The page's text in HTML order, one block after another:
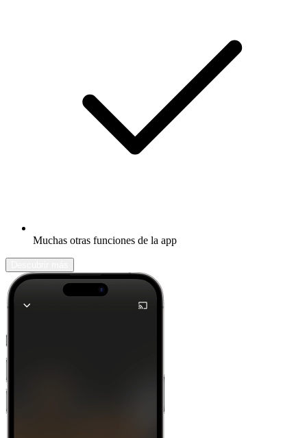
Muchas otras funciones de la app